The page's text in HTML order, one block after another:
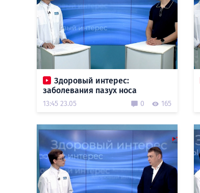
Здоровый интерес:
заболевания пазух носа
13:45 23.05 0 165